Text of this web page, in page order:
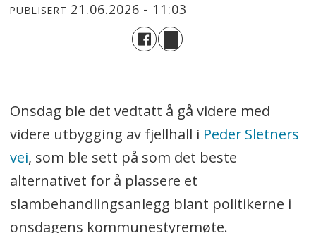
PUBLISERT 21.06.2026 - 11:03
Onsdag ble det vedtatt å gå videre med
videre utbygging av fjellhall i Peder Sletners
vei, som ble sett på som det beste
alternativet for å plassere et
slambehandlingsanlegg blant politikerne i
onsdagens kommunestyremøte.